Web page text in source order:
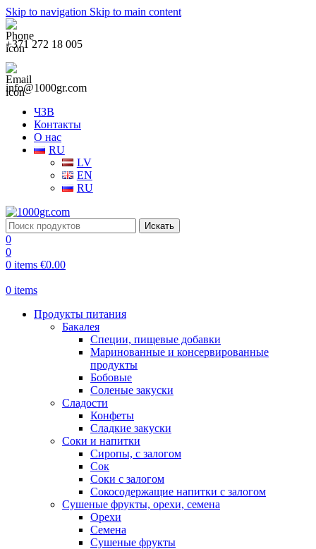
Skip to navigation Skip to main content
+371 272 18 005
info@1000gr.com
ЧЗВ
Контакты
О нас
RU
LV
EN
RU
Искать
0
0
0 items €0.00
0 items
Продукты питания
Бакалея
Специи, пищевые добавки
Маринованные и консервированные
продукты
Бобовые
Соленые закуски
Сладости
Конфеты
Сладкие закуски
Соки и напитки
Сиропы, с залогом
Сок
Соки с залогом
Сокосодержащие напитки с залогом
Сушеные фрукты, орехи, семена
Орехи
Семена
Сушеные фрукты